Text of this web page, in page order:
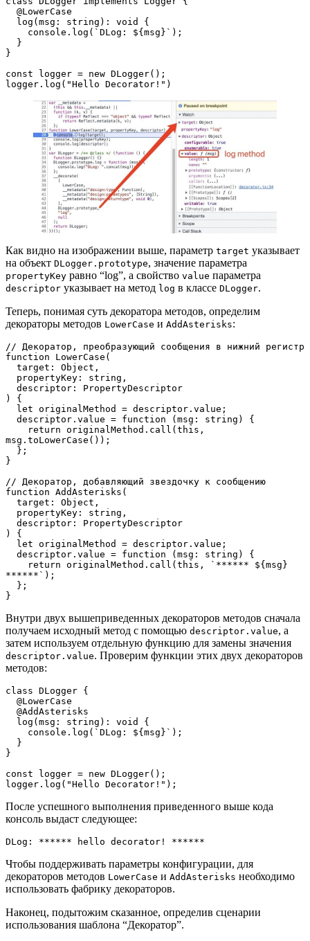
  @LowerCase
  log(msg: string): void {
    console.log(`DLog: ${msg}`);
  }
}
const logger = new DLogger();
logger.log("Hello Decorator!")
Как видно на изображении выше, параметр target указывает
на объект DLogger.prototype, значение параметра
propertyKey равно “log”, а свойство value параметра
descriptor указывает на метод log в классе DLogger.
Теперь, понимая суть декоратора методов, определим
декораторы методов LowerCase и AddAsterisks:
// Декоратор, преобразующий сообщения в нижний регистр
function LowerCase(
  target: Object,
  propertyKey: string,
  descriptor: PropertyDescriptor
) {
  let originalMethod = descriptor.value;
  descriptor.value = function (msg: string) {
msg.toLowerCase());
  };
}
// Декоратор, добавляющий звездочку к сообщению
function AddAsterisks(
  target: Object,
  propertyKey: string,
  descriptor: PropertyDescriptor
) {
  let originalMethod = descriptor.value;
  descriptor.value = function (msg: string) {
******`);
  };
}
Внутри двух вышеприведенных декораторов методов сначала
получаем исходный метод с помощью descriptor.value, а
затем используем отдельную функцию для замены значения
descriptor.value. Проверим функции этих двух декораторов
методов:
class DLogger {
  @LowerCase
  @AddAsterisks
  log(msg: string): void {
    console.log(`DLog: ${msg}`);
  }
}
const logger = new DLogger();
logger.log("Hello Decorator!");
После успешного выполнения приведенного выше кода
консоль выдаст следующее:
DLog: ****** hello decorator! ******
Чтобы поддерживать параметры конфигурации, для
декораторов методов LowerCase и AddAsterisks необходимо
использовать фабрику декораторов.
Наконец, подытожим сказанное, определив сценарии
использования шаблона “Декоратор”.